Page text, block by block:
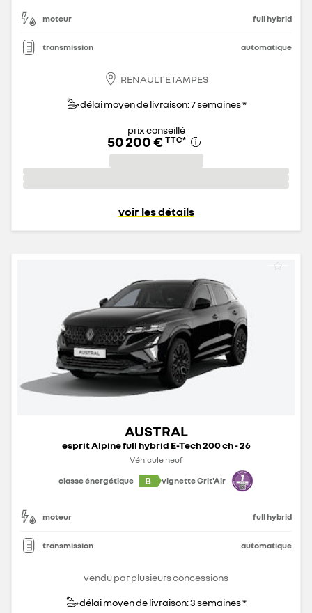
moteur full hybrid
transmission automatique
RENAULT ETAMPES
délai moyen de livraison: 7 semaines *
prix conseillé
50 200 € TTC*
voir les détails
AUSTRAL
esprit Alpine full hybrid E-Tech 200 ch - 26
Véhicule neuf
classe énergétique
B vignette Crit'Air
moteur full hybrid
transmission automatique
vendu par plusieurs concessions
délai moyen de livraison: 3 semaines *